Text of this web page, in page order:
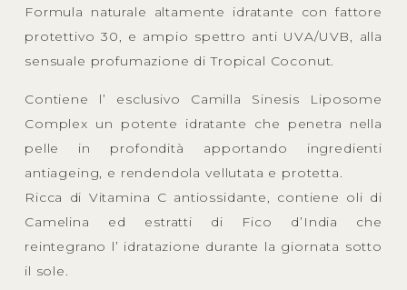
Formula naturale altamente idratante con fattore
protettivo 30, e ampio spettro anti UVA/UVB, alla
sensuale profumazione di Tropical Coconut.
Contiene l’ esclusivo Camilla Sinesis Liposome
Complex un potente idratante che penetra nella
pelle in profondità apportando ingredienti
antiageing, e rendendola vellutata e protetta.
Ricca di Vitamina C antiossidante, contiene oli di
Camelina ed estratti di Fico d’India che
reintegrano l’ idratazione durante la giornata sotto
il sole.